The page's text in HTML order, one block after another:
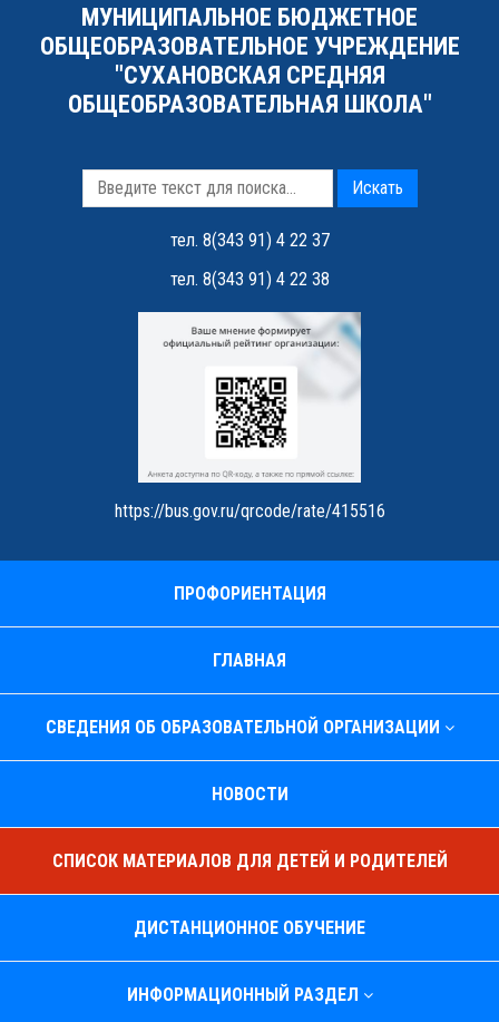
МУНИЦИПАЛЬНОЕ БЮДЖЕТНОЕ
ОБЩЕОБРАЗОВАТЕЛЬНОЕ УЧРЕЖДЕНИЕ
"СУХАНОВСКАЯ СРЕДНЯЯ
ОБЩЕОБРАЗОВАТЕЛЬНАЯ ШКОЛА"
Искать
тел. 8(343 91) 4 22 37
тел. 8(343 91) 4 22 38
https://bus.gov.ru/qrcode/rate/415516
ПРОФОРИЕНТАЦИЯ
ГЛАВНАЯ
СВЕДЕНИЯ ОБ ОБРАЗОВАТЕЛЬНОЙ ОРГАНИЗАЦИИ
НОВОСТИ
СПИСОК МАТЕРИАЛОВ ДЛЯ ДЕТЕЙ И РОДИТЕЛЕЙ
ДИСТАНЦИОННОЕ ОБУЧЕНИЕ
ИНФОРМАЦИОННЫЙ РАЗДЕЛ